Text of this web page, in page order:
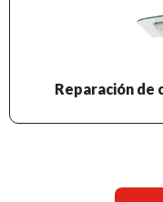
Reparación de